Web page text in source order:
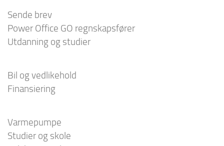
Sende brev
Power Office GO regnskapsfører
Utdanning og studier
Bil og vedlikehold
Finansiering
Varmepumpe
Studier og skole